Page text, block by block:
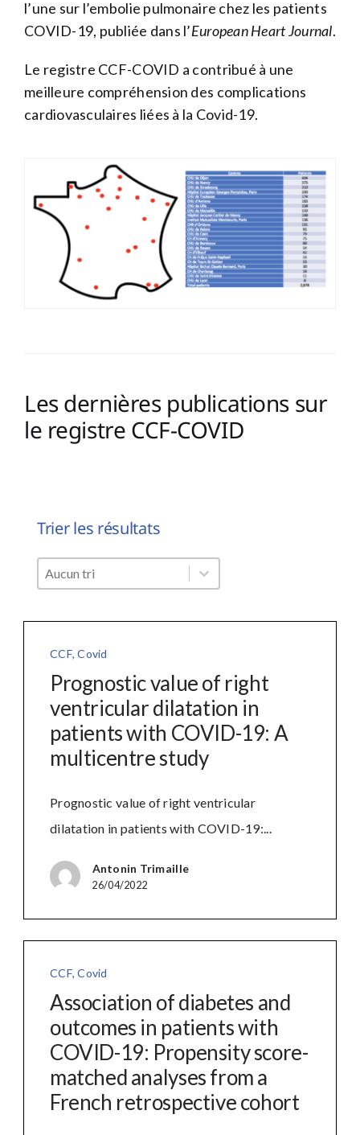
l’une sur l’embolie pulmonaire chez les patients
COVID-19, publiée dans l’European Heart Journal.
Le registre CCF-COVID a contribué à une
meilleure compréhension des complications
cardiovasculaires liées à la Covid-19.
Les dernières publications sur
le registre CCF-COVID
Trier les résultats
Trier les résultats
Trier les résultats
Trier les résultats
CCF,Covid
Prognostic value of right
ventricular dilatation in
patients with COVID-19: A
multicentre study
Prognostic value of right ventricular
dilatation in patients with COVID-19:...
Antonin Trimaille
26/04/2022
CCF,Covid
Association of diabetes and
outcomes in patients with
COVID-19: Propensity score-
matched analyses from a
French retrospective cohort